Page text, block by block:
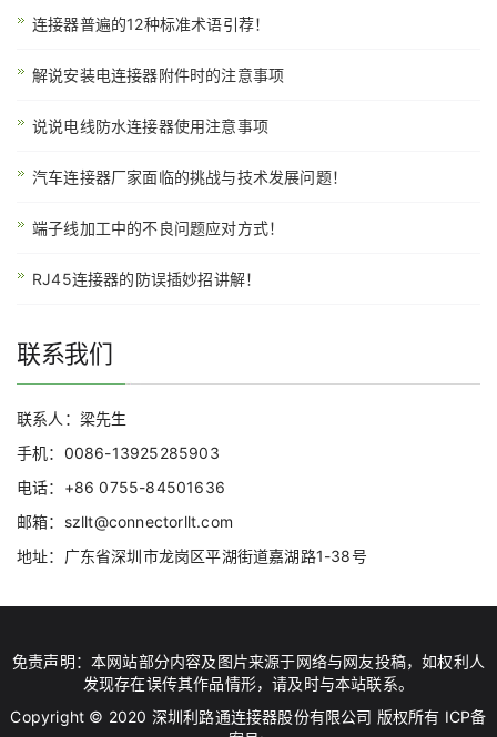
连接器普遍的12种标准术语引荐！
解说安装电连接器附件时的注意事项
说说电线防水连接器使用注意事项
汽车连接器厂家面临的挑战与技术发展问题！
端子线加工中的不良问题应对方式！
RJ45连接器的防误插妙招讲解！
联系我们
联系人：梁先生
手机：0086-13925285903
电话：+86 0755-84501636
邮箱：szllt@connectorllt.com
地址：广东省深圳市龙岗区平湖街道嘉湖路1-38号
免责声明：本网站部分内容及图片来源于网络与网友投稿，如权利人
发现存在误传其作品情形，请及时与本站联系。
Copyright © 2020 深圳利路通连接器股份有限公司 版权所有 ICP备